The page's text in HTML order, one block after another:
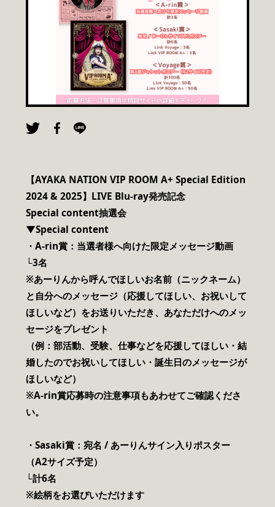
【AYAKA NATION VIP ROOM A+ Special Edition
2024 & 2025】LIVE Blu-ray発売記念
Special content抽選会
▼Special content
・A-rin賞：当選者様へ向けた限定メッセージ動画
└3名
※あーりんから呼んでほしいお名前（ニックネーム）
と自分へのメッセージ（応援してほしい、お祝いして
ほしいなど）をお送りいただき、あなただけへのメッ
セージをプレゼント
（例：部活動、受験、仕事などを応援してほしい・結
婚したのでお祝いしてほしい・誕生日のメッセージが
ほしいなど）
※A-rin賞応募時の注意事項もあわせてご確認くださ
い。
・Sasaki賞：宛名 / あーりんサイン入りポスター
（A2サイズ予定）
└計6名
※絵柄をお選びいただけます